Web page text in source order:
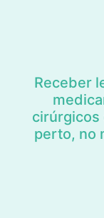
Receber
cirúrgicos
perto, no